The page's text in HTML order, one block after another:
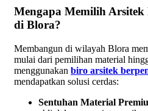
Mengapa Memilih
di Blora?
Membangun di wilayah Blora
mulai dari pemilihan material
menggunakan biro arsitek
mendapatkan solusi cerdas:
Sentuhan Material